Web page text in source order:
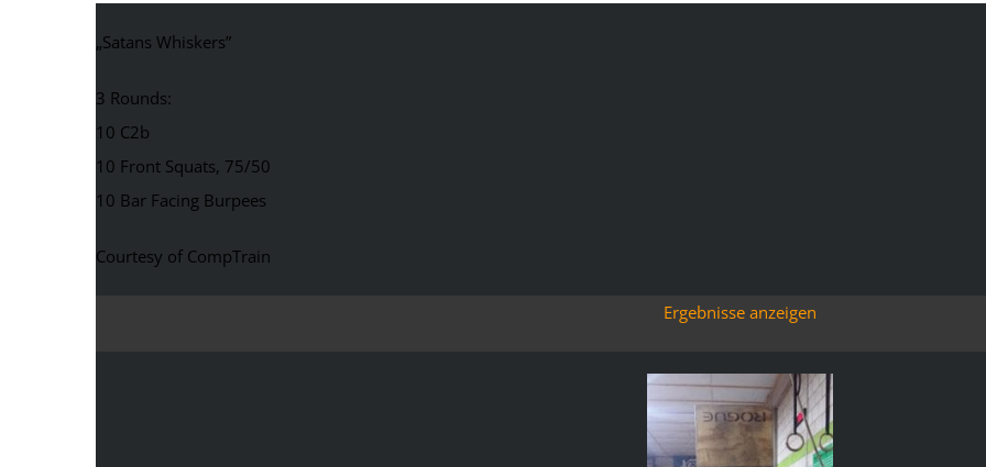
„Satans Whiskers”
3 Rounds:
10 C2b
10 Front Squats, 75/50
10 Bar Facing Burpees
Courtesy of CompTrain
Ergebnisse anzeigen